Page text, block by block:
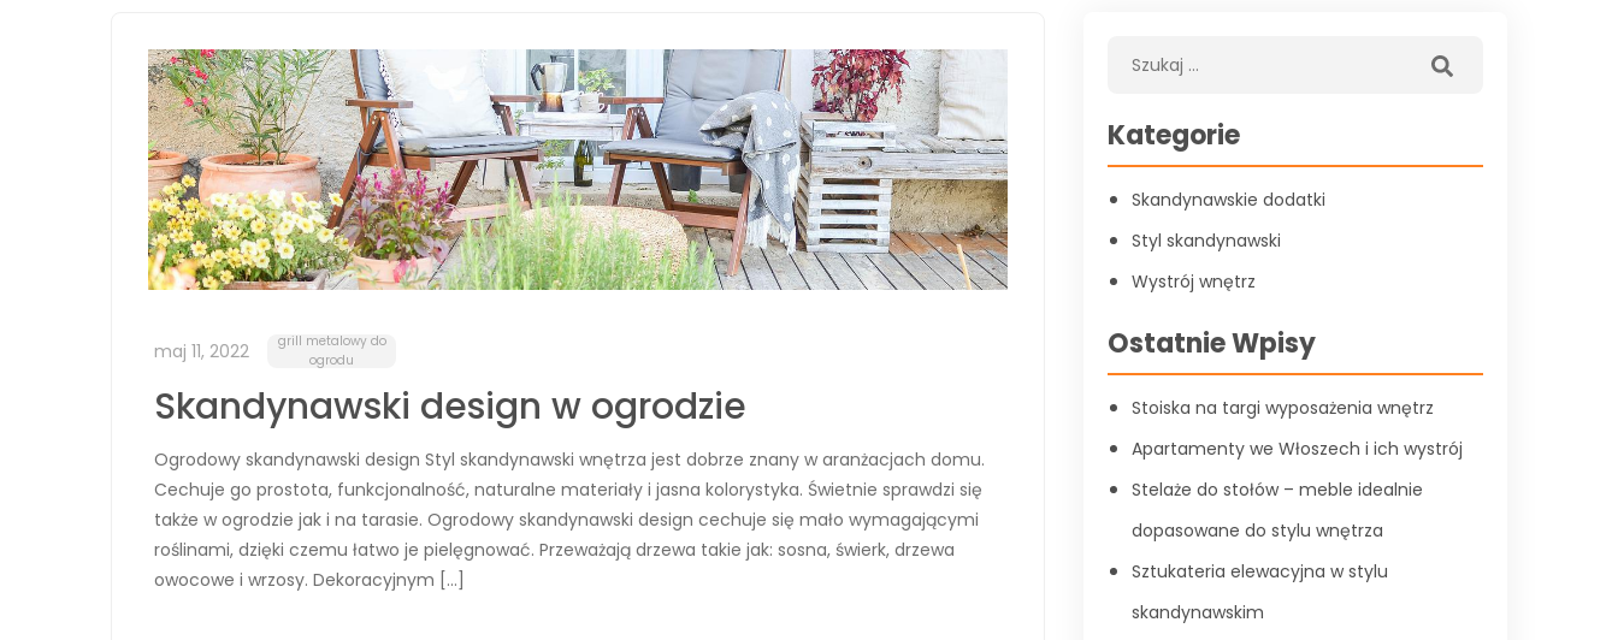
maj 11, 2022
grill metalowy do
ogrodu
Skandynawski design w ogrodzie
Ogrodowy skandynawski design Styl skandynawski wnętrza jest dobrze znany w aranżacjach domu.
Cechuje go prostota, funkcjonalność, naturalne materiały i jasna kolorystyka. Świetnie sprawdzi się
także w ogrodzie jak i na tarasie. Ogrodowy skandynawski design cechuje się mało wymagającymi
roślinami, dzięki czemu łatwo je pielęgnować. Przeważają drzewa takie jak: sosna, świerk, drzewa
owocowe i wrzosy. Dekoracyjnym […]
Kategorie
Skandynawskie dodatki
Styl skandynawski
Wystrój wnętrz
Ostatnie Wpisy
Stoiska na targi wyposażenia wnętrz
Apartamenty we Włoszech i ich wystrój
Stelaże do stołów – meble idealnie
dopasowane do stylu wnętrza
Sztukateria elewacyjna w stylu
skandynawskim